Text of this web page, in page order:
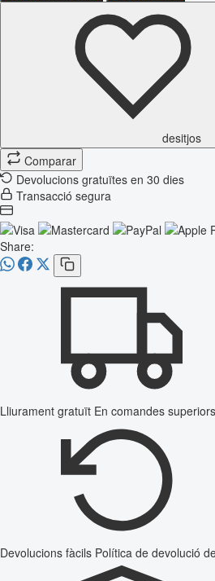
desitjos
Comparar
Devolucions gratuïtes en 30 dies
Transacció segura
Share:
Lliurament gratuït En comandes
Devolucions fàcils Política de devolució